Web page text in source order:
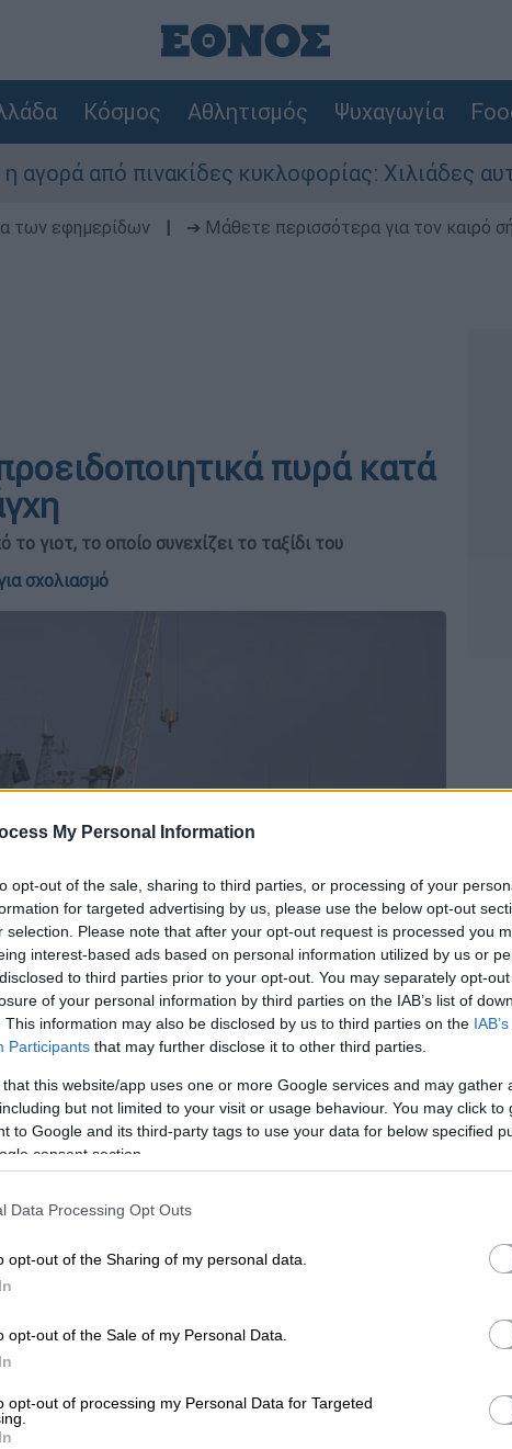
My Personal Information
opt-out of the sale, sharing to third parties, or processing of your
for targeted advertising by us, please use the below opt-out
selection. Please note that after your opt-out request is processed you
interest-based ads based on personal information utilized by us or
to third parties prior to your opt-out. You may separately opt-
of your personal information by third parties on the IAB’s list of
This information may also be disclosed by us to third parties on the
Participants that may further disclose it to other third parties.
that this website/app uses one or more Google services and may gather
but not limited to your visit or usage behaviour. You may click to
to Google and its third-party tags to use your data for below specified
consent section.
Data Processing Opt Outs
opt-out of the Sharing of my personal data.
opt-out of the Sale of my Personal Data.
opt-out of processing my Personal Data for Targeted
Κόσμος Αθλητισμός Ψυχαγωγία
από πινακίδες κυκλοφορίας: Χιλιάδες
των εφημερίδων ➔ Μάθετε περισσότερα για τον καιρό
πυρά κατά
γιοτ, το οποίο συνεχίζει το ταξίδι του
σχολιασμό
το ΕΘΝΟΣ στη Google
φέρεται να έριξανπροειδοποιητικά
πλοίο στη
ότιδιερευνάαναφορές σύμφωνα με
των 500 μέτρων από ένα